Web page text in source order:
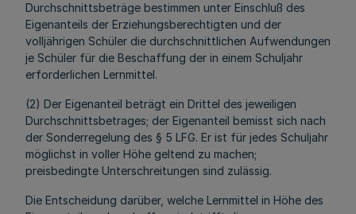
Durchschnittsbeträge bestimmen unter Einschluß des
Eigenanteils der Erziehungsberechtigten und der
volljährigen Schüler die durchschnittlichen Aufwendungen
je Schüler für die Beschaffung der in einem Schuljahr
erforderlichen Lernmittel.
(2) Der Eigenanteil beträgt ein Drittel des jeweiligen
Durchschnittsbetrages; der Eigenanteil bemisst sich nach
der Sonderregelung des § 5 LFG. Er ist für jedes Schuljahr
möglichst in voller Höhe geltend zu machen;
preisbedingte Unterschreitungen sind zulässig.
Die Entscheidung darüber, welche Lernmittel in Höhe des